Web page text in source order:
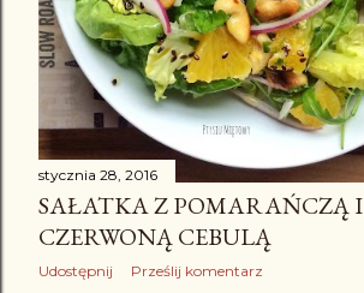
stycznia 28, 2016
SAŁATKA Z POMARAŃCZĄ I
CZERWONĄ CEBULĄ
Udostępnij Prześlij komentarz